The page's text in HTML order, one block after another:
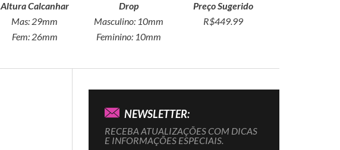
Altura Calcanhar
Mas: 29mm
Fem: 26mm
Drop
Masculino: 10mm
Feminino: 10mm
Preço Sugerido
R$449.99
NEWSLETTER:
RECEBA ATUALIZAÇÕES COM DICAS
E INFORMAÇÕES ESPECIAIS.